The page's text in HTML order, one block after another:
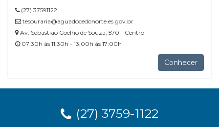
(27) 37591122
tesouraria@aguadocedonorte.es.gov.br
Av. Sebastião Coelho de Souza, 570 - Centro
07:30h às 11:30h - 13:00h às 17:00h
Conhecer
(27) 3759-1122